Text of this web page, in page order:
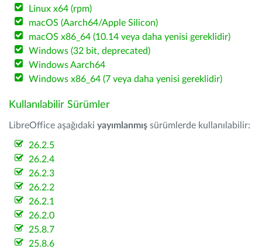
Linux x64 (rpm)
macOS (Aarch64/Apple Silicon)
macOS x86_64 (10.14 veya daha yenisi gereklidir)
Windows (32 bit, deprecated)
Windows Aarch64
Windows x86_64 (7 veya daha yenisi gereklidir)
Kullanılabilir Sürümler
LibreOffice aşağıdaki yayımlanmış sürümlerde kullanılabilir:
26.2.5
26.2.4
26.2.3
26.2.2
26.2.1
26.2.0
25.8.7
25.8.6